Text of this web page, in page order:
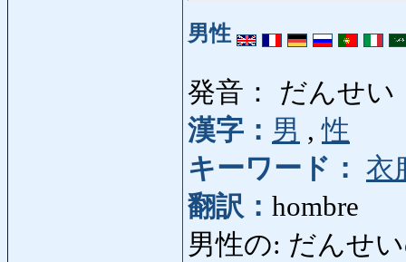
男性
発音： だんせい
漢字： 男 ,性
キーワード： 衣
翻訳： hombre
男性の: だんせ